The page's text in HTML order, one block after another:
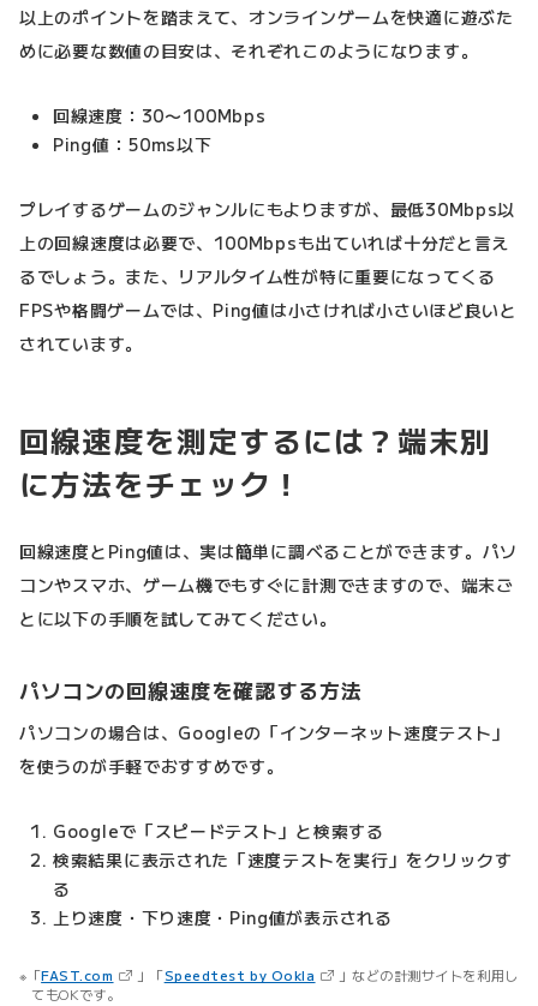
以上のポイントを踏まえて、オンラインゲームを快適に遊ぶた
めに必要な数値の目安は、それぞれこのようになります。
回線速度：30〜100Mbps
Ping値：50ms以下
プレイするゲームのジャンルにもよりますが、最低30Mbps以
上の回線速度は必要で、100Mbpsも出ていれば十分だと言え
るでしょう。また、リアルタイム性が特に重要になってくる
FPSや格闘ゲームでは、Ping値は小さければ小さいほど良いと
されています。
回線速度を測定するには？端末別
に方法をチェック！
回線速度とPing値は、実は簡単に調べることができます。パソ
コンやスマホ、ゲーム機でもすぐに計測できますので、端末ご
とに以下の手順を試してみてください。
パソコンの回線速度を確認する方法
パソコンの場合は、Googleの「インターネット速度テスト」
を使うのが手軽でおすすめです。
Googleで「スピードテスト」と検索する
検索結果に表示された「速度テストを実行」をクリックす
る
上り速度・下り速度・Ping値が表示される
「FAST.com（新しいタブで開きます）
」「Speedtest by Ookla（新しいタブで開きます）
」などの計測サイトを利用し
てもOKです。